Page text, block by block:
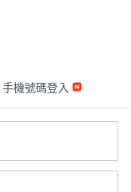
手機號碼登入